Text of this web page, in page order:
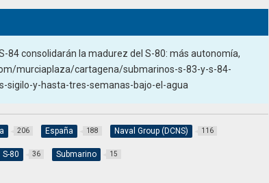
84 consolidarán la madurez del S-80: más autonomía,
murciaplaza/cartagena/submarinos-s-83-y-s-84-
sigilo-y-hasta-tres-semanas-bajo-el-agua
206 España 188 Naval Group (DCNS) 116
S-80 36 Submarino 15